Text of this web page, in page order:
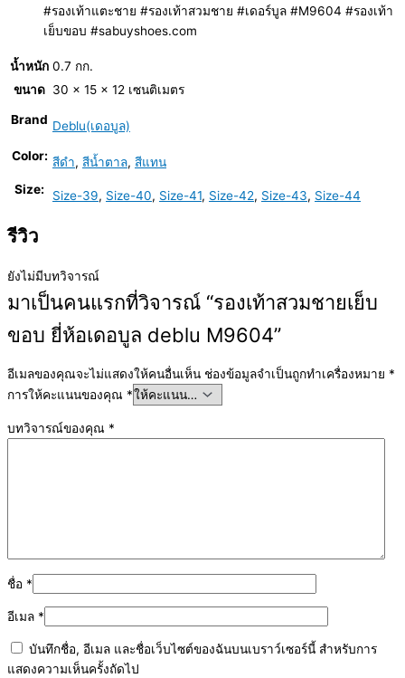
#รองเท้าแตะชาย #รองเท้าสวมชาย #เดอร์บูล #M9604 #รองเท้า
เย็บขอบ #sabuyshoes.com
น้ำหนัก 0.7 กก.
ขนาด 30 × 15 × 12 เซนติเมตร
Brand Deblu(เดอบูล)
Color: สีดำ, สีน้ำตาล, สีแทน
Size:
Size-39, Size-40, Size-41, Size-42, Size-43, Size-44
รีวิว
ยังไม่มีบทวิจารณ์
มาเป็นคนแรกที่วิจารณ์ “รองเท้าสวมชายเย็บ
ขอบ ยี่ห้อเดอบูล deblu M9604”
อีเมลของคุณจะไม่แสดงให้คนอื่นเห็น ช่องข้อมูลจำเป็นถูกทำเครื่องหมาย *
การให้คะแนนของคุณ *
บทวิจารณ์ของคุณ *
ชื่อ *
อีเมล *
บันทึกชื่อ, อีเมล และชื่อเว็บไซต์ของฉันบนเบราว์เซอร์นี้ สำหรับการ
แสดงความเห็นครั้งถัดไป